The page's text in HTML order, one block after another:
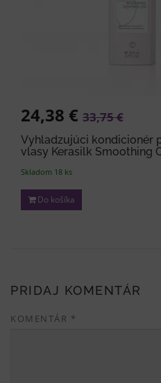
24,38 € 33,75 €
Vyhladzujúci kondicionér
vlasy Kerasilk Smoothing
Skladom 18 ks
Do košíka
PRIDAJ KOMENTÁR
KOMENTÁR *